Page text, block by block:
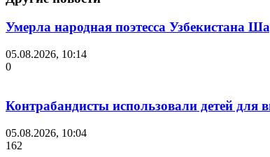
Умерла народная поэтесса Узбекистана
05.08.2026, 10:14
0
Контрабандисты использовали детей для
05.08.2026, 10:04
162